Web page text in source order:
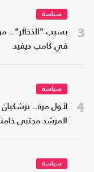
3
سياسة
بسبب "الذخائر"..
في كامب ديفيد
4
سياسة
لأول مرة..
المرشد مجتبى
سياسة